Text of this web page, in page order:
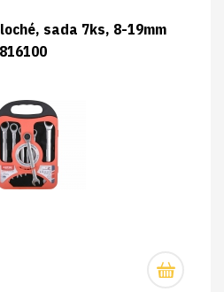
sada 7ks, 8-19mm